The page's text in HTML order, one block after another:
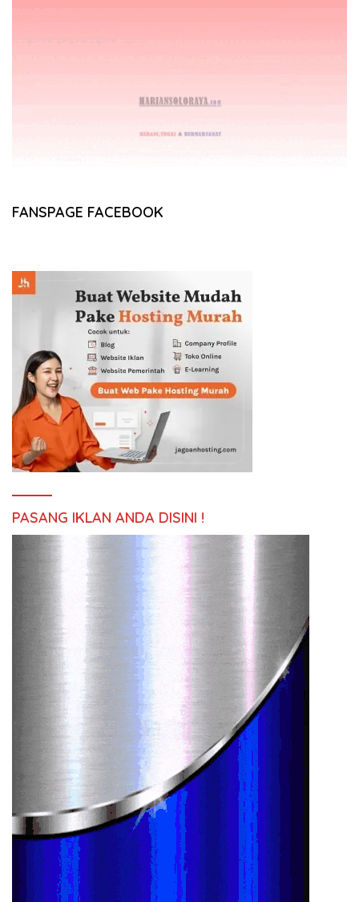
FANSPAGE FACEBOOK
PASANG IKLAN ANDA DISINI !